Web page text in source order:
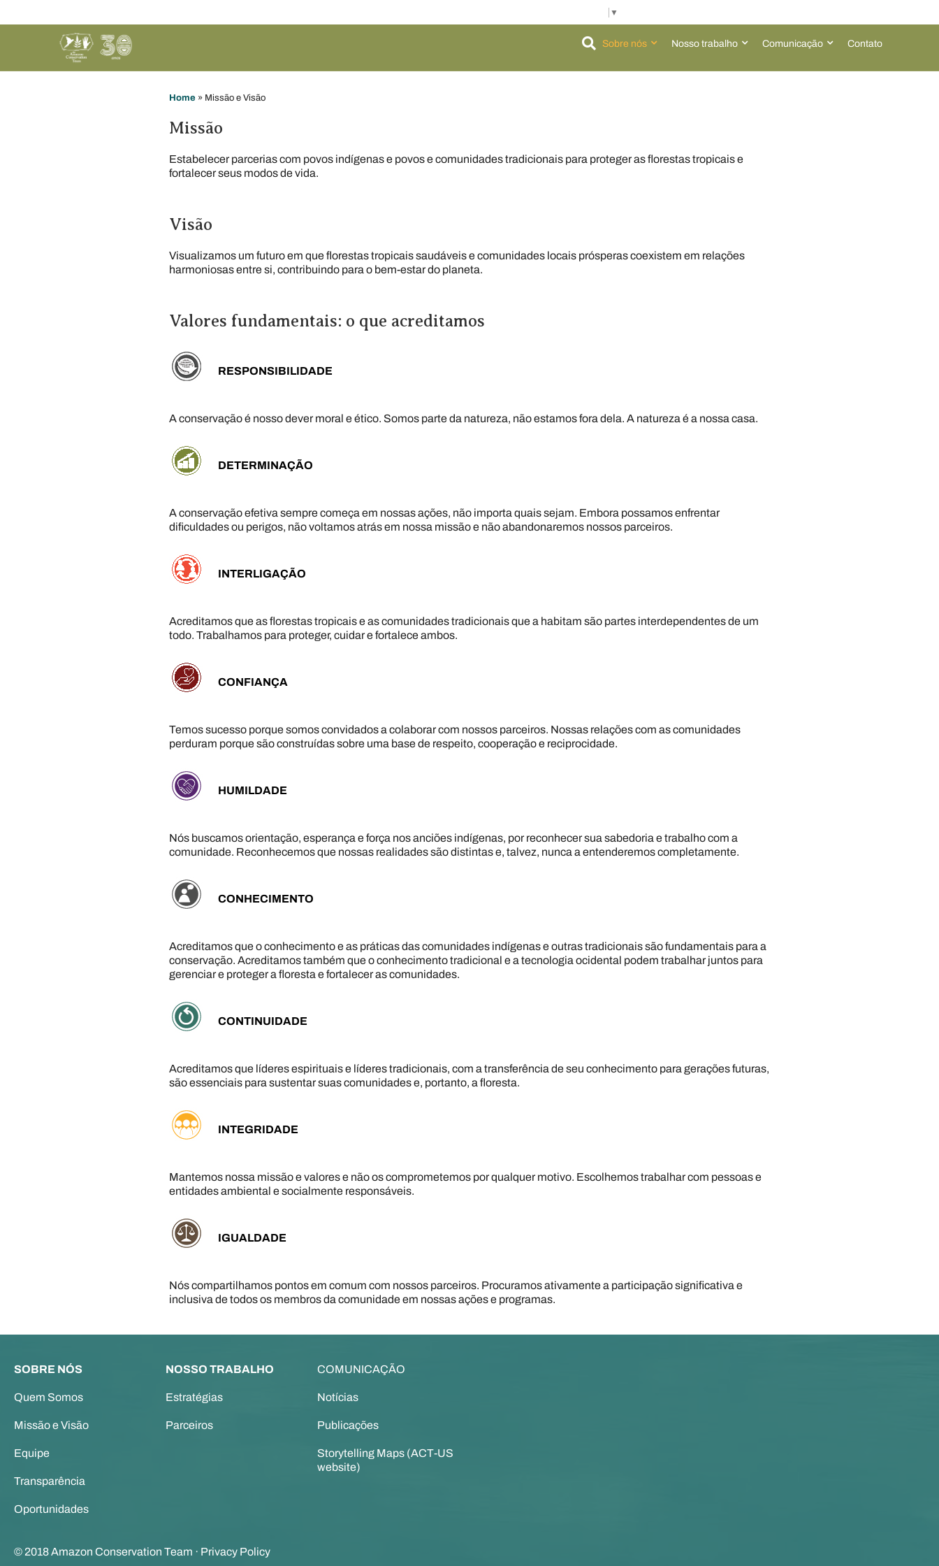
▼
Sobre nós Nosso trabalho Comunicação Contato
Home » Missão e Visão
Missão
Estabelecer parcerias com povos indígenas e povos e comunidades tradicionais para proteger as florestas tropicais e
fortalecer seus modos de vida.
Visão
Visualizamos um futuro em que florestas tropicais saudáveis e comunidades locais prósperas coexistem em relações
harmoniosas entre si, contribuindo para o bem-estar do planeta.
Valores fundamentais: o que acreditamos
RESPONSIBILIDADE
A conservação é nosso dever moral e ético. Somos parte da natureza, não estamos fora dela. A natureza é a nossa casa.
DETERMINAÇÃO
A conservação efetiva sempre começa em nossas ações, não importa quais sejam. Embora possamos enfrentar
dificuldades ou perigos, não voltamos atrás em nossa missão e não abandonaremos nossos parceiros.
INTERLIGAÇÃO
Acreditamos que as florestas tropicais e as comunidades tradicionais que a habitam são partes interdependentes de um
todo. Trabalhamos para proteger, cuidar e fortalece ambos.
CONFIANÇA
Temos sucesso porque somos convidados a colaborar com nossos parceiros. Nossas relações com as comunidades
perduram porque são construídas sobre uma base de respeito, cooperação e reciprocidade.
HUMILDADE
Nós buscamos orientação, esperança e força nos anciões indígenas, por reconhecer sua sabedoria e trabalho com a
comunidade. Reconhecemos que nossas realidades são distintas e, talvez, nunca a entenderemos completamente.
CONHECIMENTO
Acreditamos que o conhecimento e as práticas das comunidades indígenas e outras tradicionais são fundamentais para a
conservação. Acreditamos também que o conhecimento tradicional e a tecnologia ocidental podem trabalhar juntos para
gerenciar e proteger a floresta e fortalecer as comunidades.
CONTINUIDADE
Acreditamos que líderes espirituais e líderes tradicionais, com a transferência de seu conhecimento para gerações futuras,
são essenciais para sustentar suas comunidades e, portanto, a floresta.
INTEGRIDADE
Mantemos nossa missão e valores e não os comprometemos por qualquer motivo. Escolhemos trabalhar com pessoas e
entidades ambiental e socialmente responsáveis.
IGUALDADE
Nós compartilhamos pontos em comum com nossos parceiros. Procuramos ativamente a participação significativa e
inclusiva de todos os membros da comunidade em nossas ações e programas.
SOBRE NÓS
Quem Somos
Missão e Visão
Equipe
Transparência
Oportunidades
NOSSO TRABALHO
Estratégias
Parceiros
COMUNICAÇÃO
Notícias
Publicações
Storytelling Maps (ACT-US
website)
© 2018 Amazon Conservation Team · Privacy Policy